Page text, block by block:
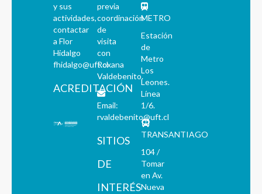
y sus
actividades,
contactar
a Flor
Hidalgo
fhidalgo@uft.cl
ACREDITACIÓN
previa
coordinación
de
visita
con
Roxana
Valdebenito.
Email:
rvaldebenito@uft.cl
SITIOS
DE
INTERÉS
METRO
Estación
de
Metro
Los
Leones.
Línea
1/6.
TRANSANTIAGO
104 /
Tomar
en Av.
Nueva